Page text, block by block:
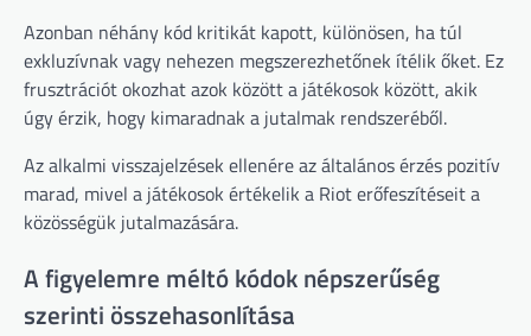
Azonban néhány kód kritikát kapott, különösen, ha túl
exkluzívnak vagy nehezen megszerezhetőnek ítélik őket. Ez
frusztrációt okozhat azok között a játékosok között, akik
úgy érzik, hogy kimaradnak a jutalmak rendszeréből.
Az alkalmi visszajelzések ellenére az általános érzés pozitív
marad, mivel a játékosok értékelik a Riot erőfeszítéseit a
közösségük jutalmazására.
A figyelemre méltó kódok népszerűség
szerinti összehasonlítása